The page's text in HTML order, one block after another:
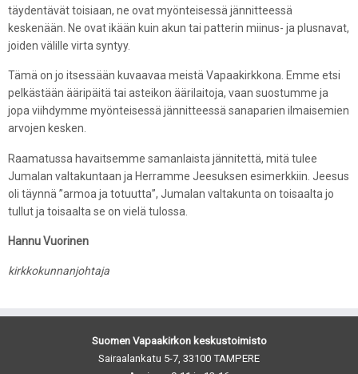
täydentävät toisiaan, ne ovat myönteisessä jännitteessä
keskenään. Ne ovat ikään kuin akun tai patterin miinus- ja plusnavat,
joiden välille virta syntyy.
Tämä on jo itsessään kuvaavaa meistä Vapaakirkkona. Emme etsi
pelkästään ääripäitä tai asteikon äärilaitoja, vaan suostumme ja
jopa viihdymme myönteisessä jännitteessä sanaparien ilmaisemien
arvojen kesken.
Raamatussa havaitsemme samanlaista jännitettä, mitä tulee
Jumalan valtakuntaan ja Herramme Jeesuksen esimerkkiin. Jeesus
oli täynnä ”armoa ja totuutta”, Jumalan valtakunta on toisaalta jo
tullut ja toisaalta se on vielä tulossa.
Hannu Vuorinen
kirkkokunnanjohtaja
Suomen Vapaakirkon keskustoimisto
Sairaalankatu 5-7, 33100 TAMPERE